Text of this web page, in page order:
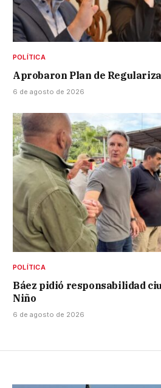
POLÍTICA
Aprobaron Plan de
6 de agosto de 2026
POLÍTICA
Báez pidió responsabilidad
Niño
6 de agosto de 2026